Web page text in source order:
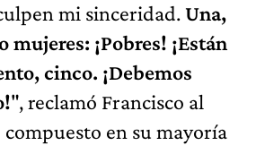
mi sinceridad.Una,
mujeres: ¡Pobres! ¡Están
cinco. ¡Debemos
", reclamó Francisco al
en su mayoría